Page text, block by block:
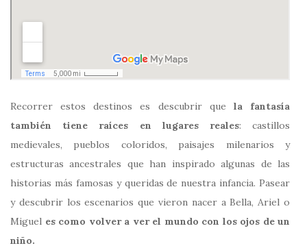
Recorrer estos destinos es descubrir que la fantasía
también tiene raíces en lugares reales: castillos
medievales, pueblos coloridos, paisajes milenarios y
estructuras ancestrales que han inspirado algunas de las
historias más famosas y queridas de nuestra infancia. Pasear
y descubrir los escenarios que vieron nacer a Bella, Ariel o
Miguel es como volver a ver el mundo con los ojos de un
niño.